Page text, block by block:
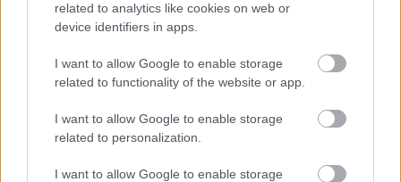
related to analytics like cookies on web or
device identifiers in apps.
I want to allow Google to enable storage
related to functionality of the website or app.
I want to allow Google to enable storage
related to personalization.
I want to allow Google to enable storage
Manchester United